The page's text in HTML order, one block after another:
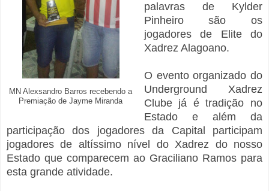
MN Alexsandro Barros recebendo a
Premiação de Jayme Miranda
palavras de Kylder
Pinheiro são os
jogadores de Elite do
Xadrez Alagoano.
O evento organizado do
Underground Xadrez
Clube já é tradição no
Estado e além da
participação dos jogadores da Capital participam
jogadores de altíssimo nível do Xadrez do nosso
Estado que comparecem ao Graciliano Ramos para
esta grande atividade.